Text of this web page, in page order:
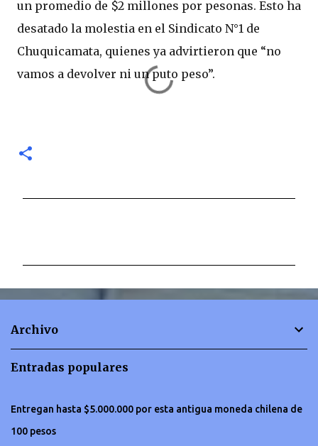
un promedio de $2 millones por pesonas. Esto ha
desatado la molestia en el Sindicato N°1 de
Chuquicamata, quienes ya advirtieron que “no
vamos a devolver ni un puto peso”.
n
Archivo
Entradas populares
Entregan hasta $5.000.000 por esta antigua moneda chilena de
100 pesos